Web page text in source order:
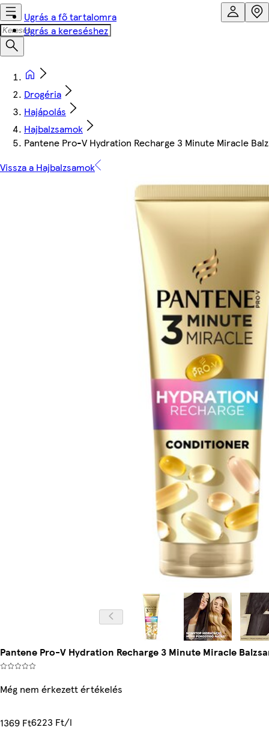
Ugrás a fő tartalomra
Ugrás a kereséshez
Drogéria
Hajápolás
Hajbalzsamok
Pantene Pro-V Hydration Recharge 3 Minute Miracle
Vissza a Hajbalzsamok
Pantene Pro-V Hydration Recharge 3 Minute Miracle
Még nem érkezett értékelés
1369 Ft6223 Ft/l